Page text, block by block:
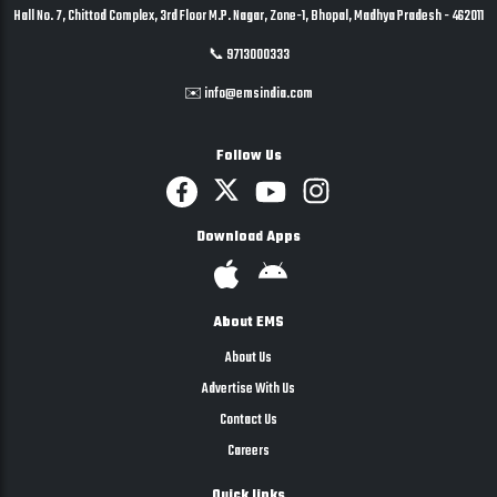
Hall No. 7, Chittod Complex, 3rd Floor M.P. Nagar, Zone-1, Bhopal, Madhya Pradesh - 462011
📞 9713000333
✉️ info@emsindia.com
Follow Us
Download Apps
About EMS
About Us
Advertise With Us
Contact Us
Careers